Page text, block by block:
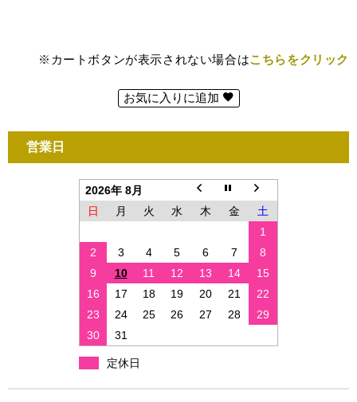
※カートボタンが表示されない場合はこちらをクリック
お気に入りに追加
営業日
2026年 8月
日
月 火 水 木 金
土
1
2
3 4 5 6 7
8
9
10 11 12 13 14
15
16
17 18 19 20 21
22
23
24 25 26 27 28
29
30
31
定休日